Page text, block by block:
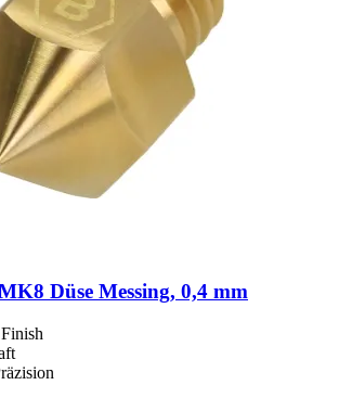
Düse Messing, 0,4 mm